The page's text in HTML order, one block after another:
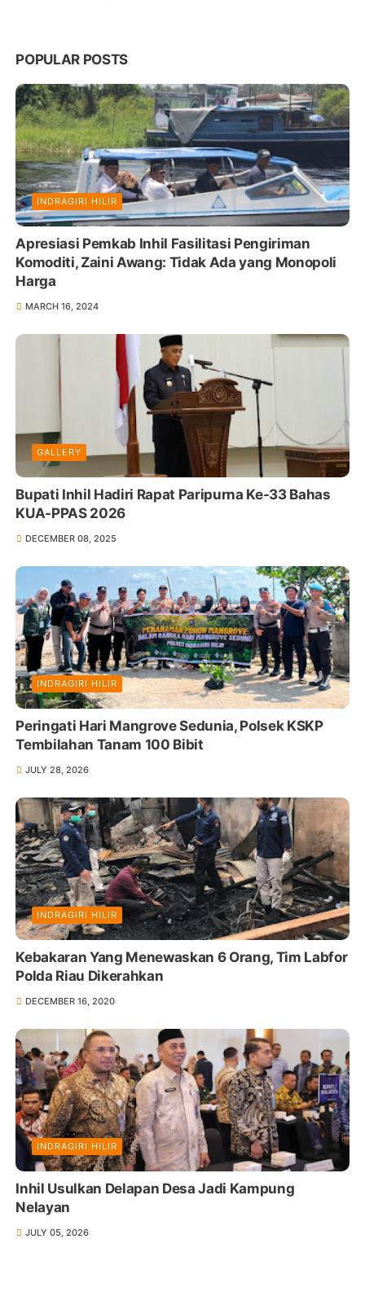
POPULAR POSTS
INDRAGIRI HILIR
Apresiasi Pemkab Inhil Fasilitasi Pengiriman
Komoditi, Zaini Awang: Tidak Ada yang Monopoli
Harga
MARCH 16, 2024
GALLERY
Bupati Inhil Hadiri Rapat Paripurna Ke-33 Bahas
KUA-PPAS 2026
DECEMBER 08, 2025
INDRAGIRI HILIR
Peringati Hari Mangrove Sedunia, Polsek KSKP
Tembilahan Tanam 100 Bibit
JULY 28, 2026
INDRAGIRI HILIR
Kebakaran Yang Menewaskan 6 Orang, Tim Labfor
Polda Riau Dikerahkan
DECEMBER 16, 2020
INDRAGIRI HILIR
Inhil Usulkan Delapan Desa Jadi Kampung
Nelayan
JULY 05, 2026